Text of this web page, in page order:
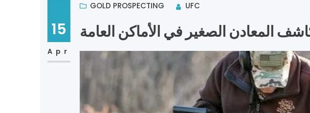
15
Apr
GOLD PROSPECTING UFC
المعادن الصغير في الأماكن العامة